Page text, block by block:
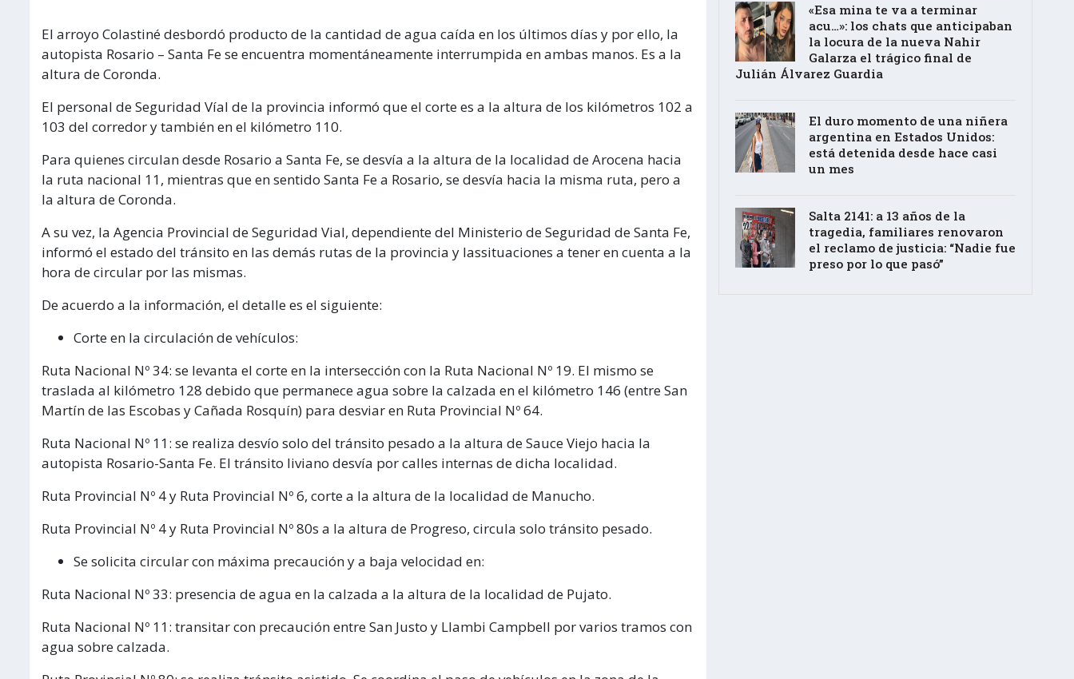
El arroyo Colastiné desbordó producto de la cantidad de agua caída en los últimos días y por ello, la
autopista Rosario – Santa Fe se encuentra momentáneamente interrumpida en ambas manos. Es a la
altura de Coronda.
El personal de Seguridad Víal de la provincia informó que el corte es a la altura de los kilómetros 102 a
103 del corredor y también en el kilómetro 110.
Para quienes circulan desde Rosario a Santa Fe, se desvía a la altura de la localidad de Arocena hacia
la ruta nacional 11, mientras que en sentido Santa Fe a Rosario, se desvía hacia la misma ruta, pero a
la altura de Coronda.
A su vez, la Agencia Provincial de Seguridad Vial, dependiente del Ministerio de Seguridad de Santa Fe,
informó el estado del tránsito en las demás rutas de la provincia y lassituaciones a tener en cuenta a la
hora de circular por las mismas.
De acuerdo a la información, el detalle es el siguiente:
Corte en la circulación de vehículos:
Ruta Nacional Nº 34: se levanta el corte en la intersección con la Ruta Nacional Nº 19. El mismo se
traslada al kilómetro 128 debido que permanece agua sobre la calzada en el kilómetro 146 (entre San
Martín de las Escobas y Cañada Rosquín) para desviar en Ruta Provincial Nº 64.
Ruta Nacional Nº 11: se realiza desvío solo del tránsito pesado a la altura de Sauce Viejo hacia la
autopista Rosario-Santa Fe. El tránsito liviano desvía por calles internas de dicha localidad.
Ruta Provincial Nº 4 y Ruta Provincial Nº 6, corte a la altura de la localidad de Manucho.
Ruta Provincial Nº 4 y Ruta Provincial Nº 80s a la altura de Progreso, circula solo tránsito pesado.
Se solicita circular con máxima precaución y a baja velocidad en:
Ruta Nacional Nº 33: presencia de agua en la calzada a la altura de la localidad de Pujato.
Ruta Nacional Nº 11: transitar con precaución entre San Justo y Llambi Campbell por varios tramos con
agua sobre calzada.
«Esa mina te va a terminar
acu…»: los chats que anticipaban
la locura de la nueva Nahir
Galarza el trágico final de
Julián Álvarez Guardia
El duro momento de una niñera
argentina en Estados Unidos:
está detenida desde hace casi
un mes
Salta 2141: a 13 años de la
tragedia, familiares renovaron
el reclamo de justicia: “Nadie fue
preso por lo que pasó”